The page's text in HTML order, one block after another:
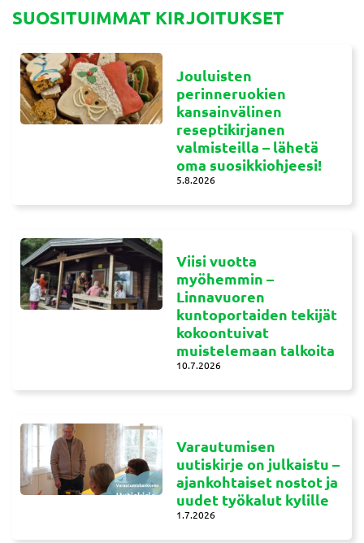
SUOSITUIMMAT KIRJOITUKSET
Jouluisten
perinneruokien
kansainvälinen
reseptikirjanen
valmisteilla – lähetä
oma suosikkiohjeesi!
5.8.2026
Viisi vuotta
myöhemmin –
Linnavuoren
kuntoportaiden tekijät
kokoontuivat
muistelemaan talkoita
10.7.2026
Varautumisen
uutiskirje on julkaistu –
ajankohtaiset nostot ja
uudet työkalut kylille
1.7.2026